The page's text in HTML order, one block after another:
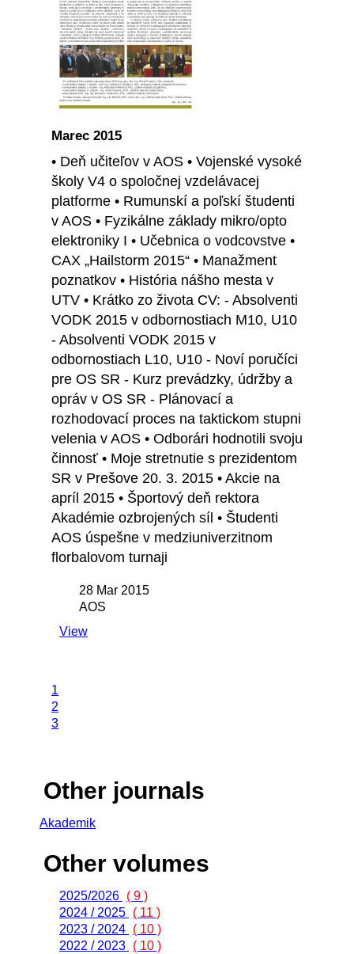
Marec 2015
• Deň učiteľov v AOS • Vojenské vysoké
školy V4 o spoločnej vzdelávacej
platforme • Rumunskí a poľskí študenti
v AOS • Fyzikálne základy mikro/opto
elektroniky I • Učebnica o vodcovstve •
CAX „Hailstorm 2015“ • Manažment
poznatkov • História nášho mesta v
UTV • Krátko zo života CV: - Absolventi
VODK 2015 v odbornostiach M10, U10
- Absolventi VODK 2015 v
odbornostiach L10, U10 - Noví poručíci
pre OS SR - Kurz prevádzky, údržby a
opráv v OS SR - Plánovací a
rozhodovací proces na taktickom stupni
velenia v AOS • Odborári hodnotili svoju
činnosť • Moje stretnutie s prezidentom
SR v Prešove 20. 3. 2015 • Akcie na
apríl 2015 • Športový deň rektora
Akadémie ozbrojených síl • Študenti
AOS úspešne v medziuniverzitnom
florbalovom turnaji
28 Mar 2015
AOS
View
1
2
3
Other journals
Akademik
Other volumes
2025/2026 ( 9 )
2024 / 2025 ( 11 )
2023 / 2024 ( 10 )
2022 / 2023 ( 10 )